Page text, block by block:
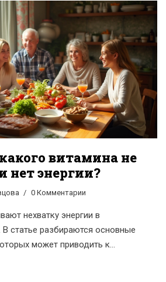
питание поможет вам не только
но и улучшить вашу
витамина не
нет энергии?
0 Комментарии
нехватку энергии в
статье разбираются основные
может приводить к
питания.